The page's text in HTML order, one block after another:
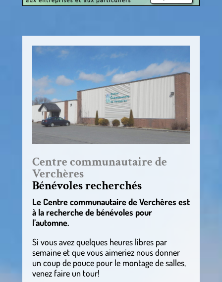
Centre communautaire de
Verchères
Bénévoles recherchés
Le Centre communautaire de Verchères est
à la recherche de bénévoles pour
l’automne.
Si vous avez quelques heures libres par
semaine et que vous aimeriez nous donner
un coup de pouce pour le montage de salles,
venez faire un tour!